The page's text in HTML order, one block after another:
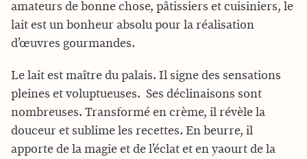
amateurs de bonne chose, pâtissiers et cuisiniers, le
lait est un bonheur absolu pour la réalisation
d’œuvres gourmandes.
Le lait est maître du palais. Il signe des sensations
pleines et voluptueuses. Ses déclinaisons sont
nombreuses. Transformé en crème, il révèle la
douceur et sublime les recettes. En beurre, il
apporte de la magie et de l’éclat et en yaourt de la